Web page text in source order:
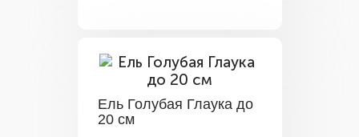
Ель Голубая Глаука до
20 см